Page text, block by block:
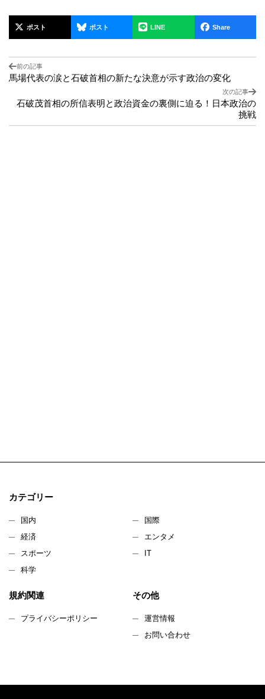
ポスト ポスト LINE Share
前の記事
馬場代表の涙と石破首相の新たな決意が示す政治の変化
次の記事
石破茂首相の所信表明と政治資金の裏側に迫る！日本政治の
挑戦
カテゴリー
国内
国際
経済
エンタメ
スポーツ
IT
科学
規約関連
プライバシーポリシー
その他
運営情報
お問い合わせ